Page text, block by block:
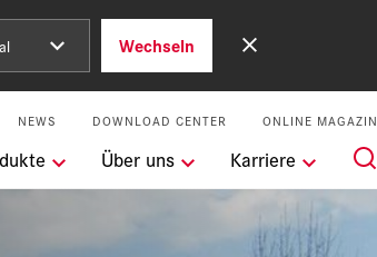
Wechseln
NEWS DOWNLOAD CENTER ONLINE MAGAZIN
Über uns Karriere